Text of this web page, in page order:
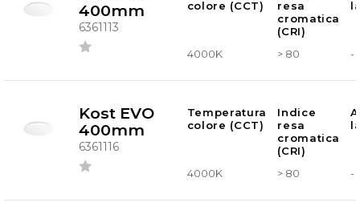
400mm
6361113
colore (CCT)
resa
cromatica
(CRI)
4000K > 80 -
Kost EVO
400mm
6361116
Temperatura
colore (CCT)
Indice
resa
cromatica
(CRI)
4000K > 80 -